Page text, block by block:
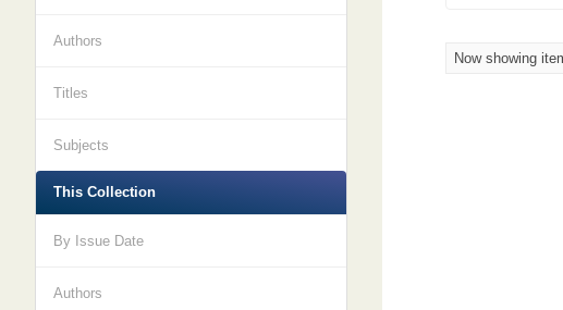
Now showing
Authors
Titles
Subjects
This Collection
By Issue Date
Authors